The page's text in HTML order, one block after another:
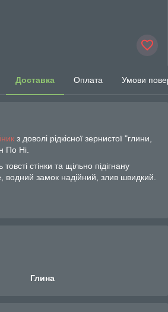
Доставка Оплата Умови
з доволі рідкісної зернистої "глини,
По Ні.
стінки та щільно підігнану
замок надійний, злив швидкий.
Глина